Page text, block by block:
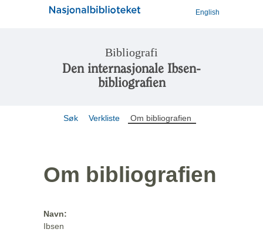
English
Bibliografi
Den internasjonale Ibsen-
bibliografien
Søk Verkliste Om bibliografien
Om bibliografien
Navn:
Ibsen